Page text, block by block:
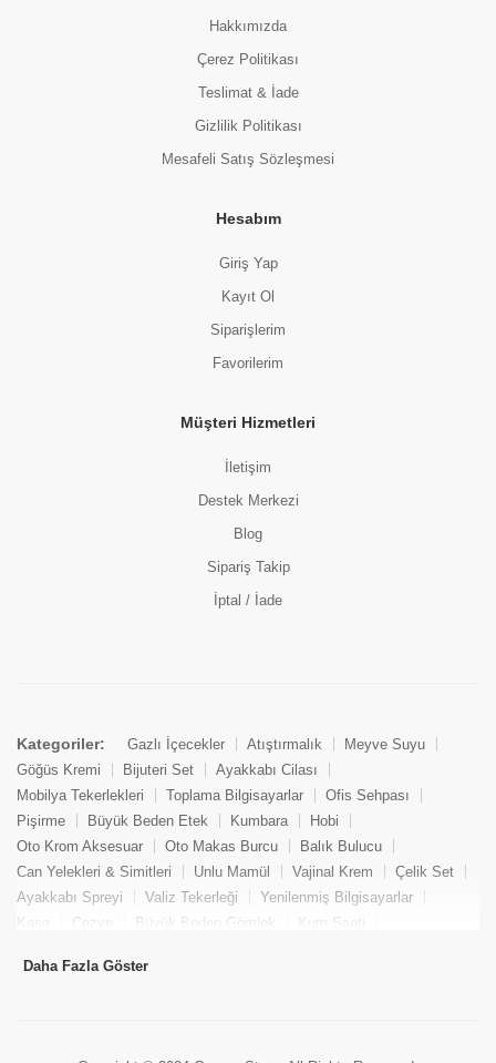
Hakkımızda
Çerez Politikası
Teslimat & İade
Gizlilik Politikası
Mesafeli Satış Sözleşmesi
Hesabım
Giriş Yap
Kayıt Ol
Siparişlerim
Favorilerim
Müşteri Hizmetleri
İletişim
Destek Merkezi
Blog
Sipariş Takip
İptal / İade
Kategoriler: Gazlı İçecekler Atıştırmalık
Meyve Suyu
Göğüs Kremi
Bijuteri Set
Ayakkabı Cilası
Mobilya Tekerlekleri
Toplama Bilgisayarlar
Ofis Sehpası
Pişirme
Büyük Beden Etek Kumbara
Hobi
Oto Krom Aksesuar
Oto Makas Burcu
Balık Bulucu
Can Yelekleri & Simitleri
Unlu Mamül Vajinal Krem
Çelik Set
Ayakkabı Spreyi
Valiz Tekerleği
Yenilenmiş Bilgisayarlar
Kasa
Cezve Büyük Beden Gömlek
Kum Saati
Tekne Bağlama & Demirleme
Daha Fazla Göster